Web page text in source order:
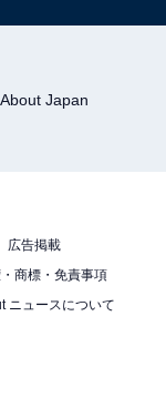
い20代の女性俳優
郁」、では1位は？
Japan
広告掲載
商標・免責事項
ニュースについて